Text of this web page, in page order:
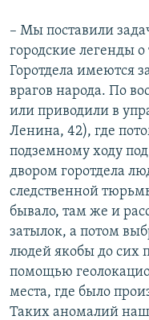
– Мы поставили
городские легенды
Горотдела имеются
врагов народа. По
или приводили в
Ленина, 42), где
подземному ходу
двором горотдела
следственной
бывало, там же и
затылок, а потом
людей якобы до сих
помощью
места, где было
Таких аномалий